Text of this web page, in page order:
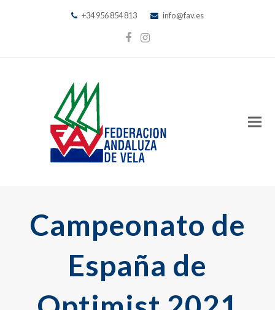
+34 956 854 813 info@fav.es
Facebook
Instagram
Campeonato de
España de